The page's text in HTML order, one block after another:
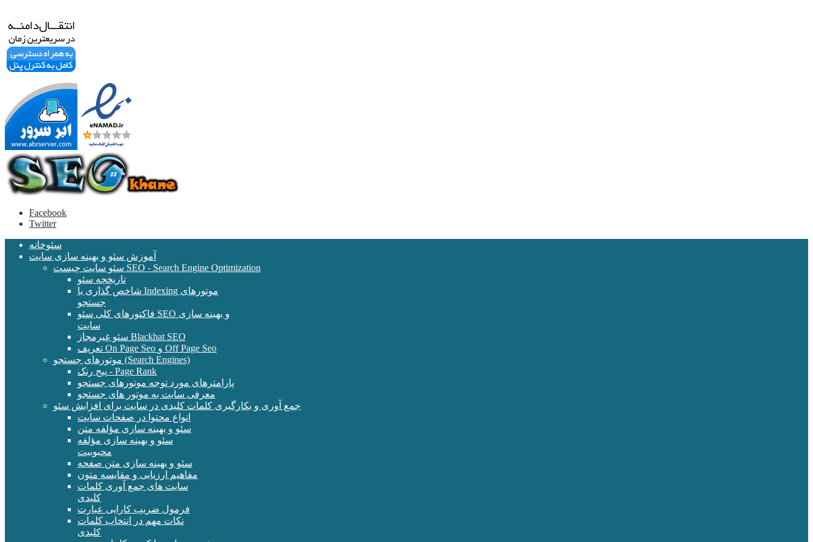
Facebook
Twitter
سئوخانه
آموزش سئو و بهینه سازی سایت
سئو سایت چیست SEO - Search Engine Optimization
تاریخچه سئو
شاخص گذاری یا Indexing موتورهای
جستجو
فاکتورهای کلی سئو SEO و بهینه سازی
سایت
سئو غیرمجاز Blackhat SEO
تعریف On Page Seo و Off Page Seo
موتورهای جستجو (Search Engines)
پیج رنک - Page Rank
پارامترهای مورد توجه موتورهای جستجو
معرفی سایت به موتور های جستجو
جمع آوری و بکارگیری کلمات کلیدی در سایت برای افزایش سئو
انواع محتوا در صفحات سایت
سئو و بهینه سازی مؤلفه متن
سئو و بهینه سازی مؤلفه
محبوبیت
سئو و بهینه سازی متن صفحه
مفاهیم ارزیابی و مقایسه متون
سایت های جمع آوری کلمات
کلیدی
فرمول ضریب کارایی عبارت
نکات مهم در انتخاب کلمات
کلیدی